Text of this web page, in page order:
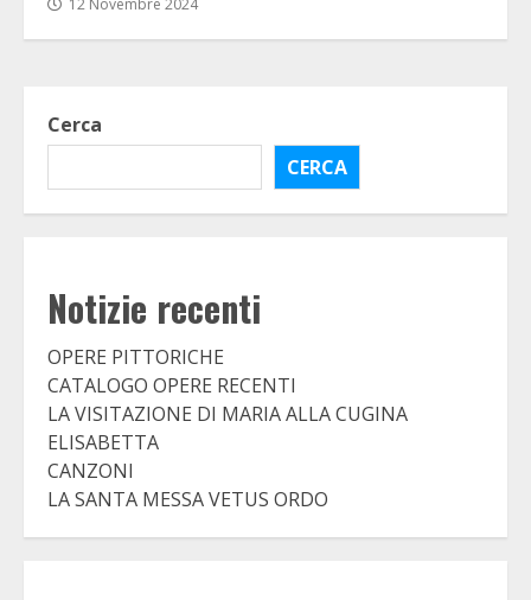
12 Novembre 2024
Cerca
CERCA
Notizie recenti
OPERE PITTORICHE
CATALOGO OPERE RECENTI
LA VISITAZIONE DI MARIA ALLA CUGINA
ELISABETTA
CANZONI
LA SANTA MESSA VETUS ORDO